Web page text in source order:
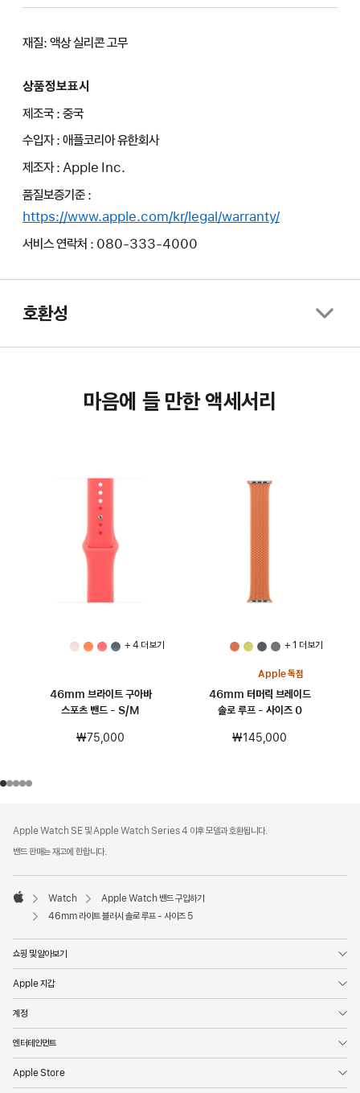
재질: 액상 실리콘 고무
상품정보표시
제조국 : 중국
수입자 : 애플코리아 유한회사
제조자 : Apple Inc.
품질보증기준 :
https://www.apple.com/kr/legal/warranty/
서비스 연락처 : 080-333-4000
호환성
마음에 들 만한 액세서리
+ 4 더 보기
46mm 브라이트 구아바
스포츠 밴드 - S/M
₩75,000
+ 1 더 보기
Apple 독점
46mm 터머릭 브레이드
솔로 루프 - 사이즈 0
₩145,000
Apple Watch SE 및 Apple Watch Series 4 이후 모델과 호환됩니다.
밴드 판매는 재고에 한합니다.
Apple
Watch
Apple Watch 밴드 구입하기
46mm 라이트 블러시 솔로 루프 - 사이즈 5
쇼핑 및 알아보기
Apple 지갑
계정
엔터테인먼트
Apple Store